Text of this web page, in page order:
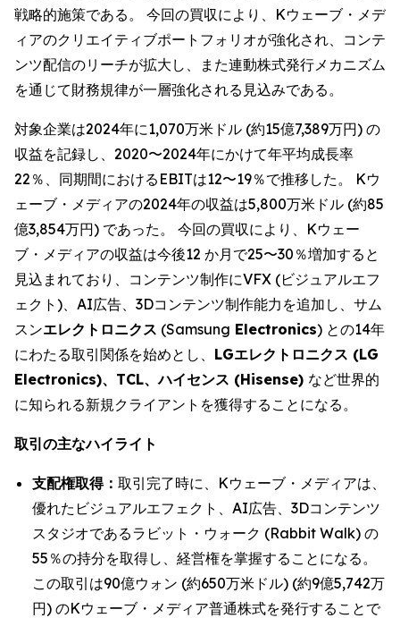
戦略的施策である。 今回の買収により、Kウェーブ・メデ
ィアのクリエイティブポートフォリオが強化され、コンテ
ンツ配信のリーチが拡大し、また連動株式発行メカニズム
を通じて財務規律が一層強化される見込みである。
対象企業は2024年に1,070万米ドル (約15億7,389万円) の
収益を記録し、2020〜2024年にかけて年平均成長率
22％、同期間におけるEBITは12〜19％で推移した。 Kウ
ェーブ・メディアの2024年の収益は5,800万米ドル (約85
億3,854万円) であった。 今回の買収により、Kウェー
ブ・メディアの収益は今後12 か月で25〜30％増加すると
見込まれており、コンテンツ制作にVFX (ビジュアルエフ
ェクト)、AI広告、3Dコンテンツ制作能力を追加し、サム
スンエレクトロニクス (Samsung Electronics) との14年
にわたる取引関係を始めとし、 LGエレクトロニクス (LG
Electronics)、TCL、ハイセンス (Hisense) など世界的
に知られる新規クライアントを獲得することになる。
取引の主なハイライト
支配権取得： 取引完了時に、Kウェーブ・メディアは、
優れたビジュアルエフェクト、AI広告、3Dコンテンツ
スタジオであるラビット・ウォーク (Rabbit Walk) の
55％の持分を取得し、経営権を掌握することになる。
この取引は90億ウォン (約650万米ドル) (約9億5,742万
円) のKウェーブ・メディア普通株式を発行することで